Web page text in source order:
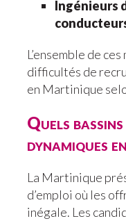
Ingénieurs
L’ensemble de
difficultés de
en Martinique
Quels
dynamiques
La Martinique
d’emploi où les
inégale. Les